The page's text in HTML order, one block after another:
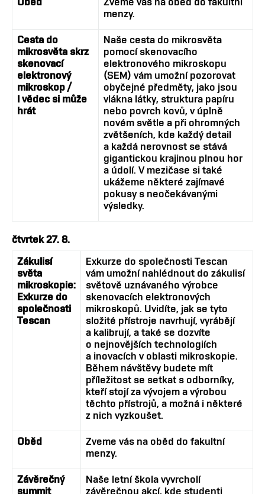
menzy.
Cesta do
mikrosvěta skrz
skenovací
elektronový
mikroskop /
I vědec si může
hrát
Naše cesta do mikrosvěta
pomocí skenovacího
elektronového mikroskopu
(SEM) vám umožní pozorovat
obyčejné předměty, jako jsou
vlákna látky, struktura papíru
nebo povrch kovů, v úplně
novém světle a při ohromných
zvětšeních, kde každý detail
a každá nerovnost se stává
gigantickou krajinou plnou hor
a údolí. V mezičase si také
ukážeme některé zajímavé
pokusy s neočekávanými
výsledky.
čtvrtek 27. 8.
Zákulisí
světa
mikroskopie:
Exkurze do
společnosti
Tescan
Exkurze do společnosti Tescan
vám umožní nahlédnout do zákulisí
světově uznávaného výrobce
skenovacích elektronových
mikroskopů. Uvidíte, jak se tyto
složité přístroje navrhují, vyrábějí
a kalibrují, a také se dozvíte
o nejnovějších technologiích
a inovacích v oblasti mikroskopie.
Během návštěvy budete mít
příležitost se setkat s odborníky,
kteří stojí za vývojem a výrobou
těchto přístrojů, a možná i některé
z nich vyzkoušet.
Oběd
Zveme vás na oběd do fakultní
menzy.
Závěrečný
summit
Naše letní škola vyvrcholí
závěrečnou akcí, kde studenti